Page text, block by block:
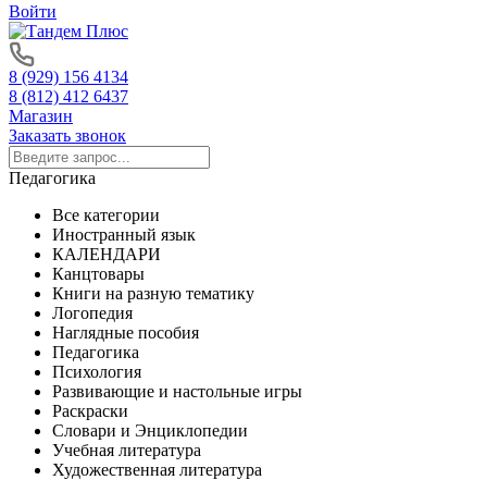
Войти
8 (929) 156 4134
8 (812) 412 6437
Магазин
Заказать звонок
Педагогика
Все категории
Иностранный язык
КАЛЕНДАРИ
Канцтовары
Книги на разную тематику
Логопедия
Наглядные пособия
Педагогика
Психология
Развивающие и настольные игры
Раскраски
Словари и Энциклопедии
Учебная литература
Художественная литература